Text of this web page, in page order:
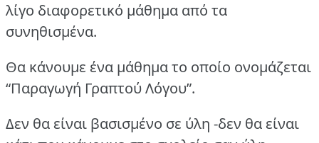
λίγο διαφορετικό μάθημα από τα
συνηθισμένα.
Θα κάνουμε ένα μάθημα το οποίο ονομάζεται
“Παραγωγή Γραπτού Λόγου”.
Δεν θα είναι βασισμένο σε ύλη -δεν θα είναι